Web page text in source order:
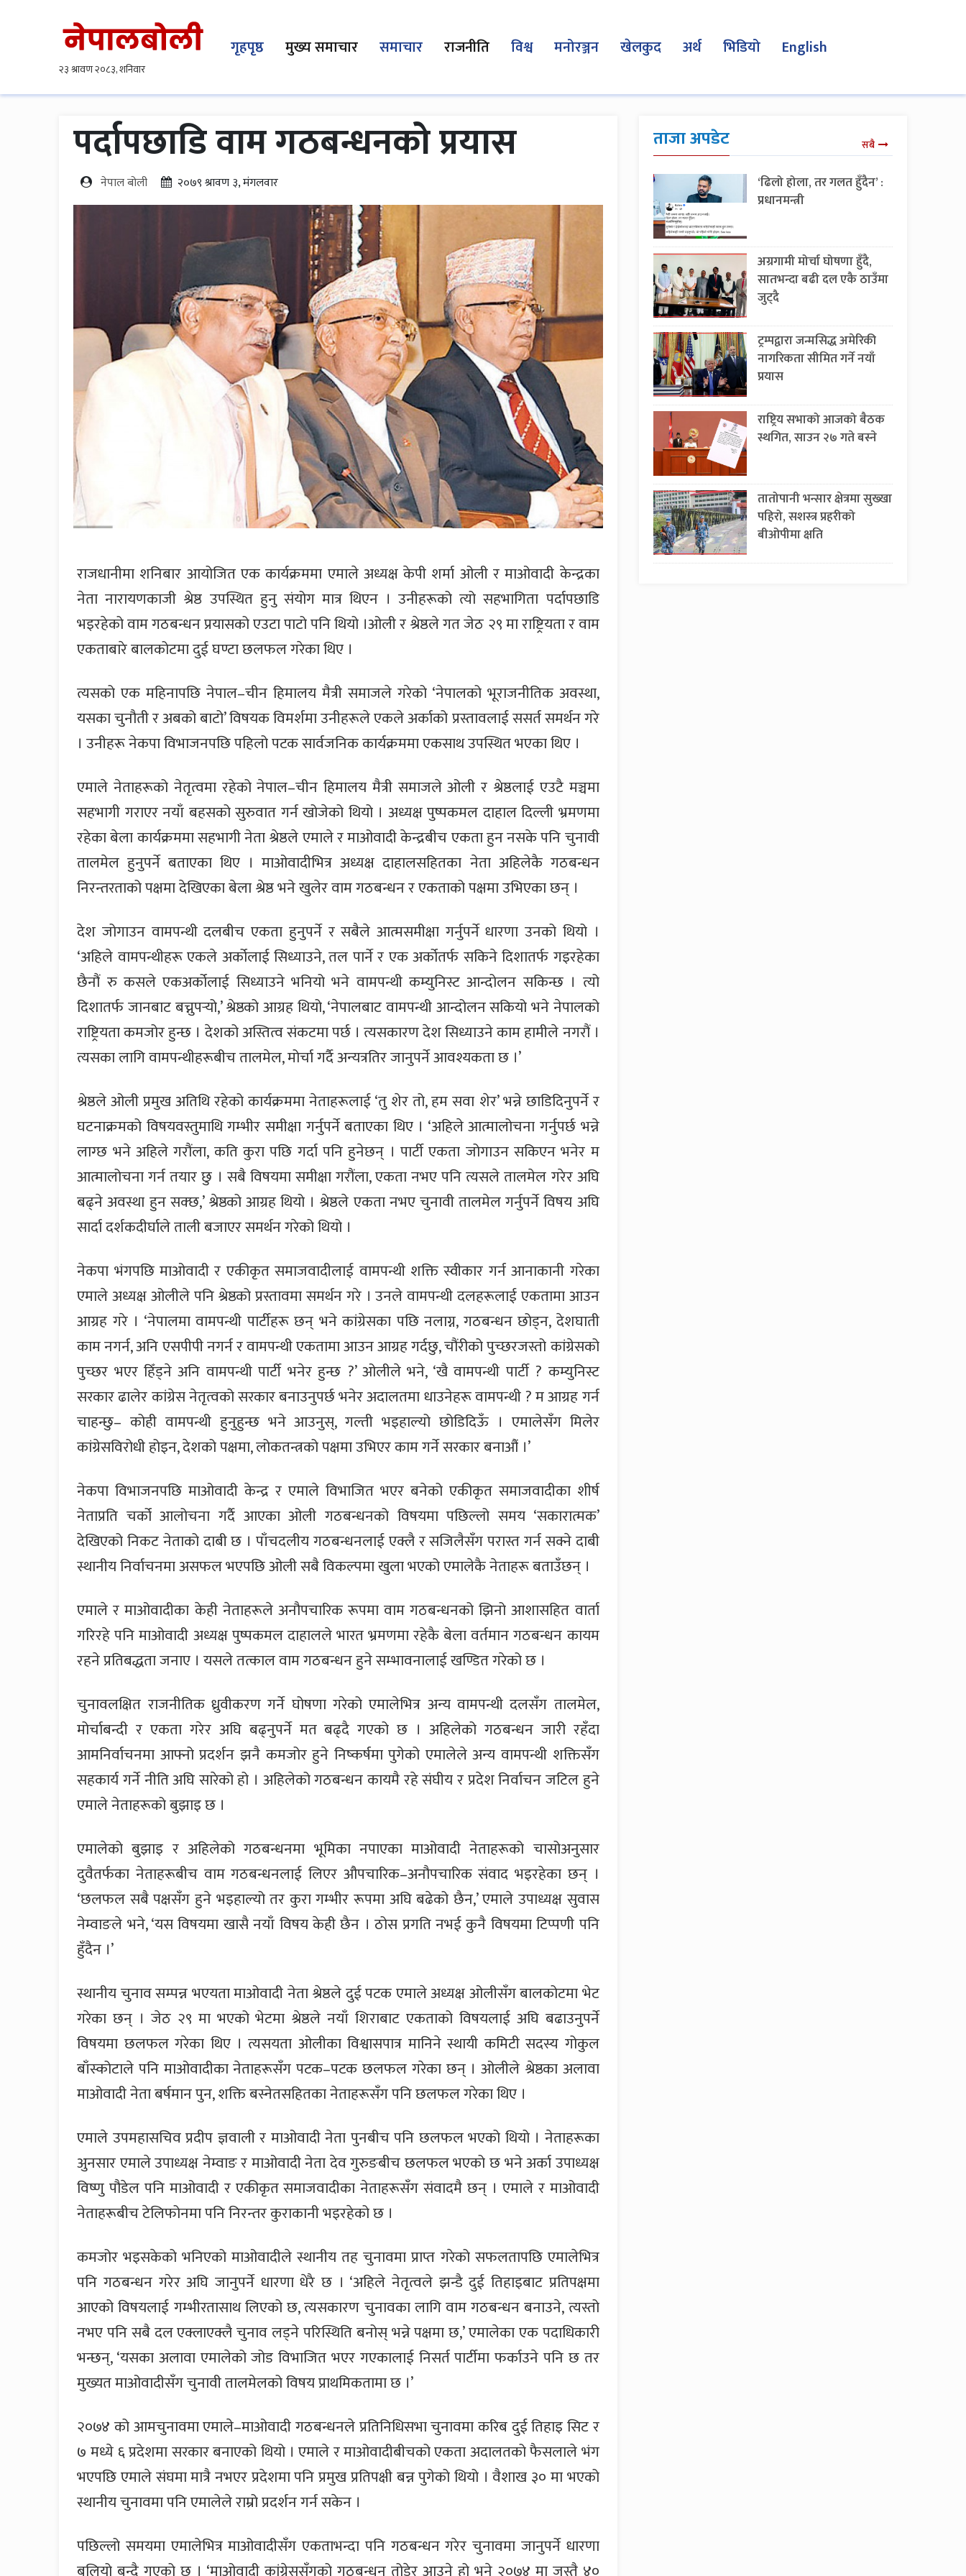
गृहपृष्ठ मुख्य समाचार समाचार राजनीति विश्व मनोरञ्जन खेलकुद अर्थ भिडियो English
पर्दापछाडि वाम गठबन्धनको प्रयास
नेपाल बोली २०७९ श्रावण ३, मंगलवार
राजधानीमा शनिबार आयोजित एक कार्यक्रममा एमाले अध्यक्ष केपी शर्मा ओली र माओवादी केन्द्रका
नेता नारायणकाजी श्रेष्ठ उपस्थित हुनु संयोग मात्र थिएन । उनीहरूको त्यो सहभागिता पर्दापछाडि
भइरहेको वाम गठबन्धन प्रयासको एउटा पाटो पनि थियो ।ओली र श्रेष्ठले गत जेठ २९ मा राष्ट्रियता र वाम
एकताबारे बालकोटमा दुई घण्टा छलफल गरेका थिए ।
त्यसको एक महिनापछि नेपाल–चीन हिमालय मैत्री समाजले गरेको ‘नेपालको भूराजनीतिक अवस्था,
यसका चुनौती र अबको बाटो’ विषयक विमर्शमा उनीहरूले एकले अर्काको प्रस्तावलाई ससर्त समर्थन गरे
। उनीहरू नेकपा विभाजनपछि पहिलो पटक सार्वजनिक कार्यक्रममा एकसाथ उपस्थित भएका थिए ।
एमाले नेताहरूको नेतृत्वमा रहेको नेपाल–चीन हिमालय मैत्री समाजले ओली र श्रेष्ठलाई एउटै मञ्चमा
सहभागी गराएर नयाँ बहसको सुरुवात गर्न खोजेको थियो । अध्यक्ष पुष्पकमल दाहाल दिल्ली भ्रमणमा
रहेका बेला कार्यक्रममा सहभागी नेता श्रेष्ठले एमाले र माओवादी केन्द्रबीच एकता हुन नसके पनि चुनावी
तालमेल हुनुपर्ने बताएका थिए । माओवादीभित्र अध्यक्ष दाहालसहितका नेता अहिलेकै गठबन्धन
निरन्तरताको पक्षमा देखिएका बेला श्रेष्ठ भने खुलेर वाम गठबन्धन र एकताको पक्षमा उभिएका छन् ।
देश जोगाउन वामपन्थी दलबीच एकता हुनुपर्ने र सबैले आत्मसमीक्षा गर्नुपर्ने धारणा उनको थियो ।
‘अहिले वामपन्थीहरू एकले अर्कोलाई सिध्याउने, तल पार्ने र एक अर्कोतर्फ सकिने दिशातर्फ गइरहेका
छैनौं रु कसले एकअर्कोलाई सिध्याउने भनियो भने वामपन्थी कम्युनिस्ट आन्दोलन सकिन्छ । त्यो
दिशातर्फ जानबाट बच्नुपर्‍यो,’ श्रेष्ठको आग्रह थियो, ‘नेपालबाट वामपन्थी आन्दोलन सकियो भने नेपालको
राष्ट्रियता कमजोर हुन्छ । देशको अस्तित्व संकटमा पर्छ । त्यसकारण देश सिध्याउने काम हामीले नगरौं ।
त्यसका लागि वामपन्थीहरूबीच तालमेल, मोर्चा गर्दै अन्यत्रतिर जानुपर्ने आवश्यकता छ ।’
श्रेष्ठले ओली प्रमुख अतिथि रहेको कार्यक्रममा नेताहरूलाई ‘तु शेर तो, हम सवा शेर’ भन्ने छाडिदिनुपर्ने र
घटनाक्रमको विषयवस्तुमाथि गम्भीर समीक्षा गर्नुपर्ने बताएका थिए । ‘अहिले आत्मालोचना गर्नुपर्छ भन्ने
लाग्छ भने अहिले गरौंला, कति कुरा पछि गर्दा पनि हुनेछन् । पार्टी एकता जोगाउन सकिएन भनेर म
आत्मालोचना गर्न तयार छु । सबै विषयमा समीक्षा गरौंला, एकता नभए पनि त्यसले तालमेल गरेर अघि
बढ्ने अवस्था हुन सक्छ,’ श्रेष्ठको आग्रह थियो । श्रेष्ठले एकता नभए चुनावी तालमेल गर्नुपर्ने विषय अघि
सार्दा दर्शकदीर्घाले ताली बजाएर समर्थन गरेको थियो ।
नेकपा भंगपछि माओवादी र एकीकृत समाजवादीलाई वामपन्थी शक्ति स्वीकार गर्न आनाकानी गरेका
एमाले अध्यक्ष ओलीले पनि श्रेष्ठको प्रस्तावमा समर्थन गरे । उनले वामपन्थी दलहरूलाई एकतामा आउन
आग्रह गरे । ‘नेपालमा वामपन्थी पार्टीहरू छन् भने कांग्रेसका पछि नलाग्न, गठबन्धन छोड्न, देशघाती
काम नगर्न, अनि एसपीपी नगर्न र वामपन्थी एकतामा आउन आग्रह गर्दछु, चौंरीको पुच्छरजस्तो कांग्रेसको
पुच्छर भएर हिँड्ने अनि वामपन्थी पार्टी भनेर हुन्छ ?’ ओलीले भने, ‘खै वामपन्थी पार्टी ? कम्युनिस्ट
सरकार ढालेर कांग्रेस नेतृत्वको सरकार बनाउनुपर्छ भनेर अदालतमा धाउनेहरू वामपन्थी ? म आग्रह गर्न
चाहन्छु– कोही वामपन्थी हुनुहुन्छ भने आउनुस्, गल्ती भइहाल्यो छोडिदिऊँ । एमालेसँग मिलेर
कांग्रेसविरोधी होइन, देशको पक्षमा, लोकतन्त्रको पक्षमा उभिएर काम गर्ने सरकार बनाऔं ।’
नेकपा विभाजनपछि माओवादी केन्द्र र एमाले विभाजित भएर बनेको एकीकृत समाजवादीका शीर्ष
नेताप्रति चर्को आलोचना गर्दै आएका ओली गठबन्धनको विषयमा पछिल्लो समय ‘सकारात्मक’
देखिएको निकट नेताको दाबी छ । पाँचदलीय गठबन्धनलाई एक्लै र सजिलैसँग परास्त गर्न सक्ने दाबी
स्थानीय निर्वाचनमा असफल भएपछि ओली सबै विकल्पमा खुला भएको एमालेकै नेताहरू बताउँछन् ।
एमाले र माओवादीका केही नेताहरूले अनौपचारिक रूपमा वाम गठबन्धनको झिनो आशासहित वार्ता
गरिरहे पनि माओवादी अध्यक्ष पुष्पकमल दाहालले भारत भ्रमणमा रहेकै बेला वर्तमान गठबन्धन कायम
रहने प्रतिबद्धता जनाए । यसले तत्काल वाम गठबन्धन हुने सम्भावनालाई खण्डित गरेको छ ।
चुनावलक्षित राजनीतिक ध्रुवीकरण गर्ने घोषणा गरेको एमालेभित्र अन्य वामपन्थी दलसँग तालमेल,
मोर्चाबन्दी र एकता गरेर अघि बढ्नुपर्ने मत बढ्दै गएको छ । अहिलेको गठबन्धन जारी रहँदा
आमनिर्वाचनमा आफ्नो प्रदर्शन झनै कमजोर हुने निष्कर्षमा पुगेको एमालेले अन्य वामपन्थी शक्तिसँग
सहकार्य गर्ने नीति अघि सारेको हो । अहिलेको गठबन्धन कायमै रहे संघीय र प्रदेश निर्वाचन जटिल हुने
एमाले नेताहरूको बुझाइ छ ।
एमालेको बुझाइ र अहिलेको गठबन्धनमा भूमिका नपाएका माओवादी नेताहरूको चासोअनुसार
दुवैतर्फका नेताहरूबीच वाम गठबन्धनलाई लिएर औपचारिक–अनौपचारिक संवाद भइरहेका छन् ।
‘छलफल सबै पक्षसँग हुने भइहाल्यो तर कुरा गम्भीर रूपमा अघि बढेको छैन,’ एमाले उपाध्यक्ष सुवास
नेम्वाङले भने, ‘यस विषयमा खासै नयाँ विषय केही छैन । ठोस प्रगति नभई कुनै विषयमा टिप्पणी पनि
हुँदैन ।’
स्थानीय चुनाव सम्पन्न भएयता माओवादी नेता श्रेष्ठले दुई पटक एमाले अध्यक्ष ओलीसँग बालकोटमा भेट
गरेका छन् । जेठ २९ मा भएको भेटमा श्रेष्ठले नयाँ शिराबाट एकताको विषयलाई अघि बढाउनुपर्ने
विषयमा छलफल गरेका थिए । त्यसयता ओलीका विश्वासपात्र मानिने स्थायी कमिटी सदस्य गोकुल
बाँस्कोटाले पनि माओवादीका नेताहरूसँग पटक–पटक छलफल गरेका छन् । ओलीले श्रेष्ठका अलावा
माओवादी नेता बर्षमान पुन, शक्ति बस्नेतसहितका नेताहरूसँग पनि छलफल गरेका थिए ।
एमाले उपमहासचिव प्रदीप ज्ञवाली र माओवादी नेता पुनबीच पनि छलफल भएको थियो । नेताहरूका
अुनसार एमाले उपाध्यक्ष नेम्वाङ र माओवादी नेता देव गुरुङबीच छलफल भएको छ भने अर्का उपाध्यक्ष
विष्णु पौडेल पनि माओवादी र एकीकृत समाजवादीका नेताहरूसँग संवादमै छन् । एमाले र माओवादी
नेताहरूबीच टेलिफोनमा पनि निरन्तर कुराकानी भइरहेको छ ।
कमजोर भइसकेको भनिएको माओवादीले स्थानीय तह चुनावमा प्राप्त गरेको सफलतापछि एमालेभित्र
पनि गठबन्धन गरेर अघि जानुपर्ने धारणा धेरै छ । ‘अहिले नेतृत्वले झन्डै दुई तिहाइबाट प्रतिपक्षमा
आएको विषयलाई गम्भीरतासाथ लिएको छ, त्यसकारण चुनावका लागि वाम गठबन्धन बनाउने, त्यस्तो
नभए पनि सबै दल एक्लाएक्लै चुनाव लड्ने परिस्थिति बनोस् भन्ने पक्षमा छ,’ एमालेका एक पदाधिकारी
भन्छन्, ‘यसका अलावा एमालेको जोड विभाजित भएर गएकालाई निसर्त पार्टीमा फर्काउने पनि छ तर
मुख्यत माओवादीसँग चुनावी तालमेलको विषय प्राथमिकतामा छ ।’
२०७४ को आमचुनावमा एमाले–माओवादी गठबन्धनले प्रतिनिधिसभा चुनावमा करिब दुई तिहाइ सिट र
७ मध्ये ६ प्रदेशमा सरकार बनाएको थियो । एमाले र माओवादीबीचको एकता अदालतको फैसलाले भंग
भएपछि एमाले संघमा मात्रै नभएर प्रदेशमा पनि प्रमुख प्रतिपक्षी बन्न पुगेको थियो । वैशाख ३० मा भएको
स्थानीय चुनावमा पनि एमालेले राम्रो प्रदर्शन गर्न सकेन ।
पछिल्लो समयमा एमालेभित्र माओवादीसँग एकताभन्दा पनि गठबन्धन गरेर चुनावमा जानुपर्ने धारणा
ताजा अपडेट सबै
‘ढिलो होला, तर गलत हुँदैन’ :
प्रधानमन्त्री
अग्रगामी मोर्चा घोषणा हुँदै,
सातभन्दा बढी दल एकै ठाउँमा
जुट्दै
ट्रम्पद्वारा जन्मसिद्ध अमेरिकी
नागरिकता सीमित गर्ने नयाँ
प्रयास
राष्ट्रिय सभाको आजको बैठक
स्थगित, साउन २७ गते बस्ने
तातोपानी भन्सार क्षेत्रमा सुख्खा
पहिरो, सशस्त्र प्रहरीको
बीओपीमा क्षति